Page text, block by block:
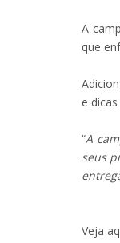
A
que
e
“A
seus
Veja